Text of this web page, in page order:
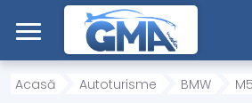
Mergi direct la conținutul principal
Acasă
Acasă Autoturisme BMW M5